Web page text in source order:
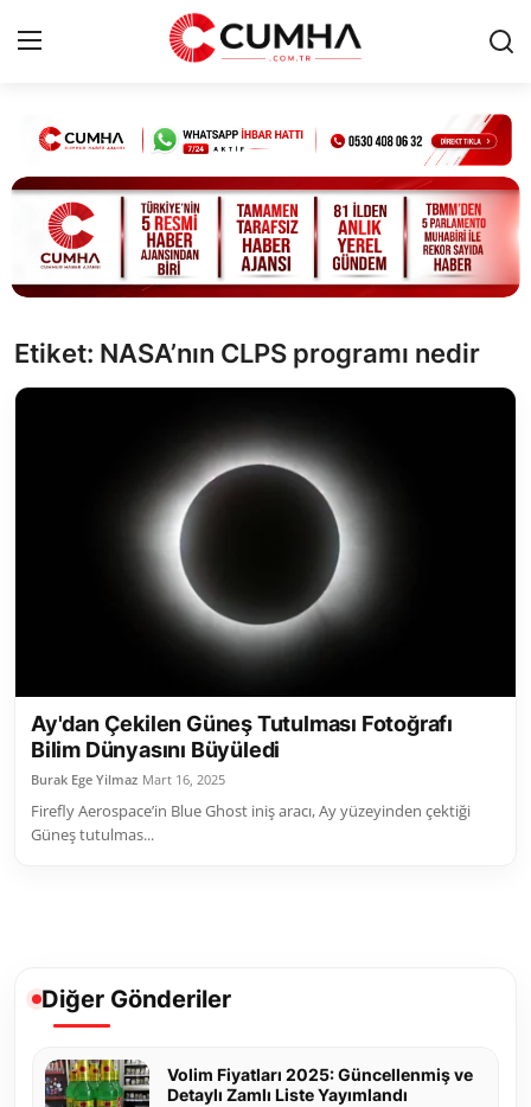
Kurumsal
Cumhurbaşkanlığı
Bakanlıklar
Siyasi Partiler
Toplum ve Yaşam
Sivil Toplum Kuruluşları
Resmi Reklamlar
Etiket: NASA’nın CLPS programı nedir
Ay'dan Çekilen Güneş Tutulması Fotoğrafı
Bilim Dünyasını Büyüledi
Burak Ege Yilmaz Mart 16, 2025
Firefly Aerospace’in Blue Ghost iniş aracı, Ay yüzeyinden çektiği
Güneş tutulmas...
Diğer Gönderiler
Volim Fiyatları 2025: Güncellenmiş ve
Detaylı Zamlı Liste Yayımlandı